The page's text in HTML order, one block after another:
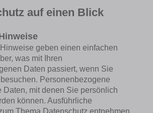
auf einen Blick
geben einen einfachen
was mit Ihren
Daten passiert, wenn Sie
Personenbezogene
Daten, mit denen Sie persönlich
können. Ausführliche
Thema Datenschutz entnehmen